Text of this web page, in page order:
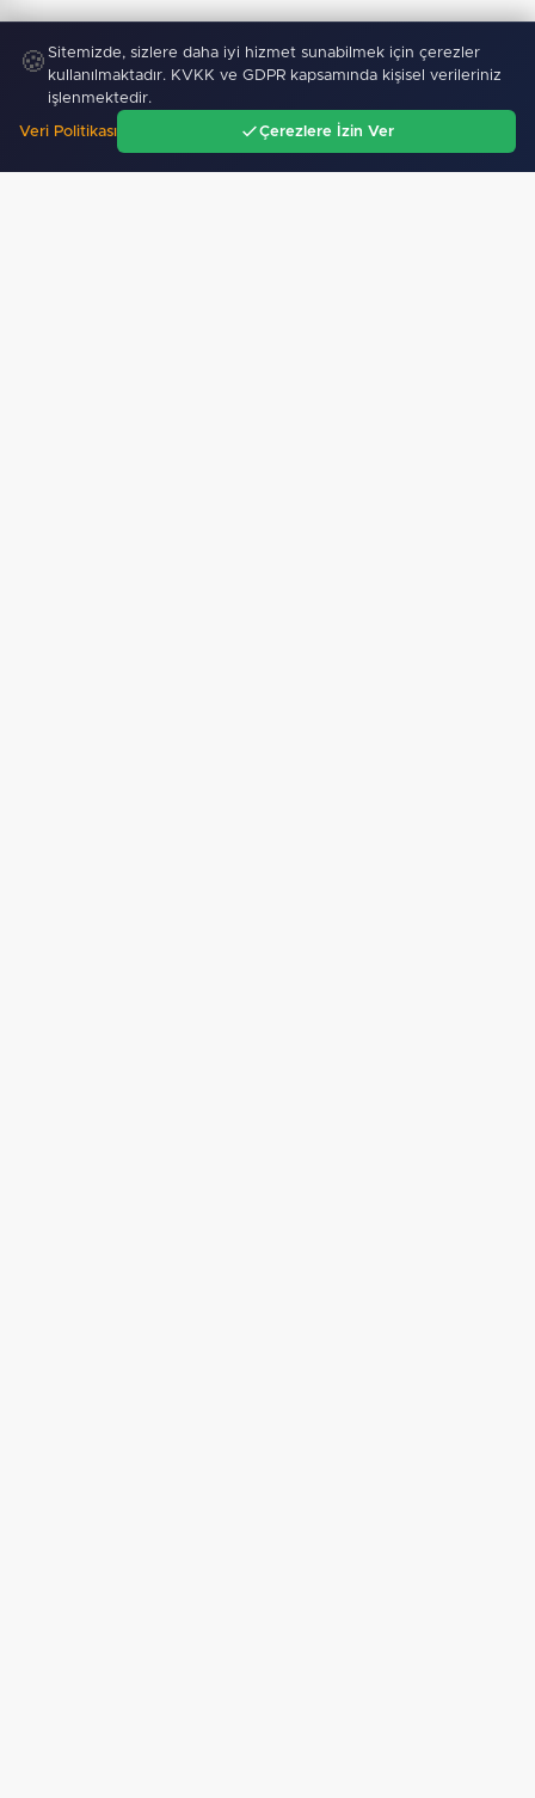
🍪 Sitemizde, sizlere daha iyi hizmet sunabilmek için çerezler
kullanılmaktadır. KVKK ve GDPR kapsamında kişisel verileriniz
işlenmektedir.
Veri Politikası Çerezlere İzin Ver
Gündem Ara Menü